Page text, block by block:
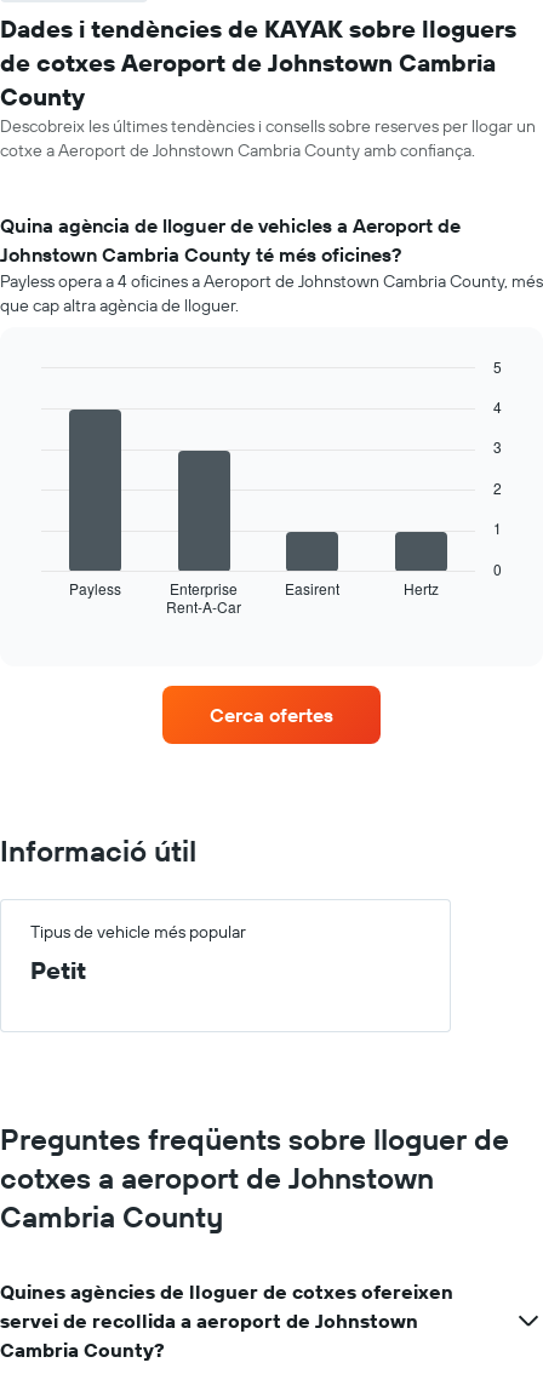
Dades i tendències de KAYAK sobre lloguers
de cotxes Aeroport de Johnstown Cambria
County
Descobreix les últimes tendències i consells sobre reserves per llogar un
cotxe a Aeroport de Johnstown Cambria County amb confiança.
Quina agència de lloguer de vehicles a Aeroport de
Johnstown Cambria County té més oficines?
Payless opera a 4 oficines a Aeroport de Johnstown Cambria County, més
que cap altra agència de lloguer.
taula
mostra
El
gràfic
eix
que
vehicles
gràfic
té
1
que
mostra
el
graphic.
Payless
Enterprise
Rent-A-Car
Easirent Hertz
0
1
2
3
4
5
Cerca ofertes
Informació útil
Tipus de vehicle més popular
Petit
Preguntes freqüents sobre lloguer de
cotxes a aeroport de Johnstown
Cambria County
Quines agències de lloguer de cotxes ofereixen
servei de recollida a aeroport de Johnstown
Cambria County?